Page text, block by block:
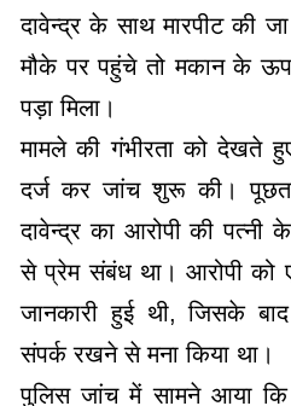
दावेन्द्र के साथ मारपीट की
मौके पर पहुंचे तो मकान के
पड़ा मिला।
मामले की गंभीरता को देखते
दर्ज कर जांच शुरू की।
दावेन्द्र का आरोपी की पत्नी
से प्रेम संबंध था। आरोपी को
जानकारी हुई थी, जिसके
संपर्क रखने से मना किया था।
पुलिस जांच में सामने आया